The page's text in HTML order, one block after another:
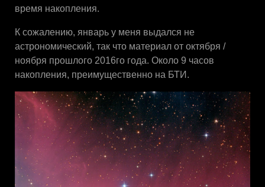
время накопления.
К сожалению, январь у меня выдался не
астрономический, так что материал от октября /
ноября прошлого 2016го года. Около 9 часов
накопления, преимущественно на БТИ.